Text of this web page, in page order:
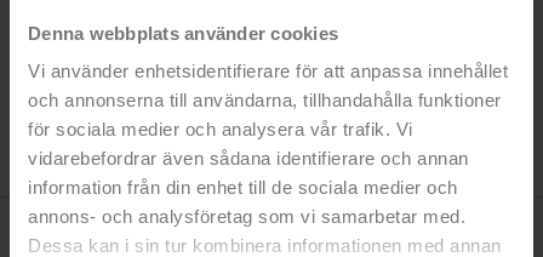
Denna webbplats använder cookies
Vi använder enhetsidentifierare för att anpassa innehållet
och annonserna till användarna, tillhandahålla funktioner
för sociala medier och analysera vår trafik. Vi
vidarebefordrar även sådana identifierare och annan
information från din enhet till de sociala medier och
annons- och analysföretag som vi samarbetar med.
Dessa kan i sin tur kombinera informationen med annan
Tillverkare:
Gear